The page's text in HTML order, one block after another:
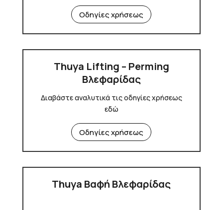
Οδηγίες χρήσεως
Thuya Lifting – Perming
Βλεφαρίδας
Διαβάστε αναλυτικά τις οδηγίες χρήσεως
εδώ
Οδηγίες χρήσεως
Thuya Βαφή Βλεφαρίδας